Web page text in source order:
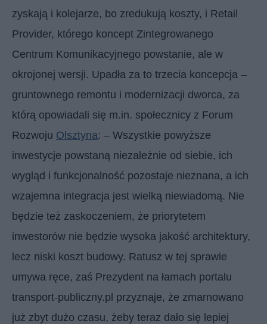
zyskają i kolejarze, bo zredukują koszty, i Retail
Provider, którego koncept Zintegrowanego
Centrum Komunikacyjnego powstanie, ale w
okrojonej wersji. Upadła za to trzecia koncepcja –
gruntownego remontu i modernizacji dworca, za
którą opowiadali się m.in. społecznicy z Forum
Rozwoju Olsztyna: – Wszystkie powyższe
inwestycje powstaną niezależnie od siebie, ich
wygląd i funkcjonalność pozostaje nieznana, a ich
wzajemna integracja jest wielką niewiadomą. Nie
będzie też zaskoczeniem, że priorytetem
inwestorów nie będzie wysoka jakość architektury,
lecz niski koszt budowy. Ratusz w tej sprawie
umywa ręce, zaś Prezydent na łamach portalu
transport-publiczny.pl przyznaje, że zmarnowano
już zbyt dużo czasu, żeby teraz dało się lepiej